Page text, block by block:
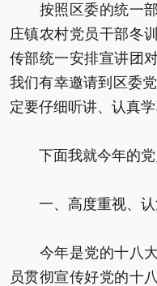
按照区委的统一部
庄镇农村党员干部冬
传部统一安排宣讲团
我们有幸邀请到区委
定要仔细听讲、认真学
下面我就今年的党
一、高度重视、认
今年是党的十八大
员贯彻宣传好党的十